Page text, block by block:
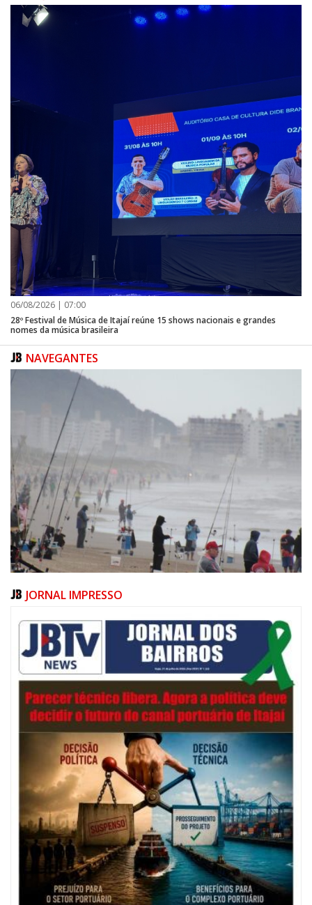
06/08/2026 | 07:00
28º Festival de Música de Itajaí reúne 15 shows nacionais e grandes
nomes da música brasileira
NAVEGANTES
06/08/2026 | 07:00
Festival de Pesca de Praia vai celebrar o aniversário de Navegantes
ITAJAÍ
JORNAL IMPRESSO